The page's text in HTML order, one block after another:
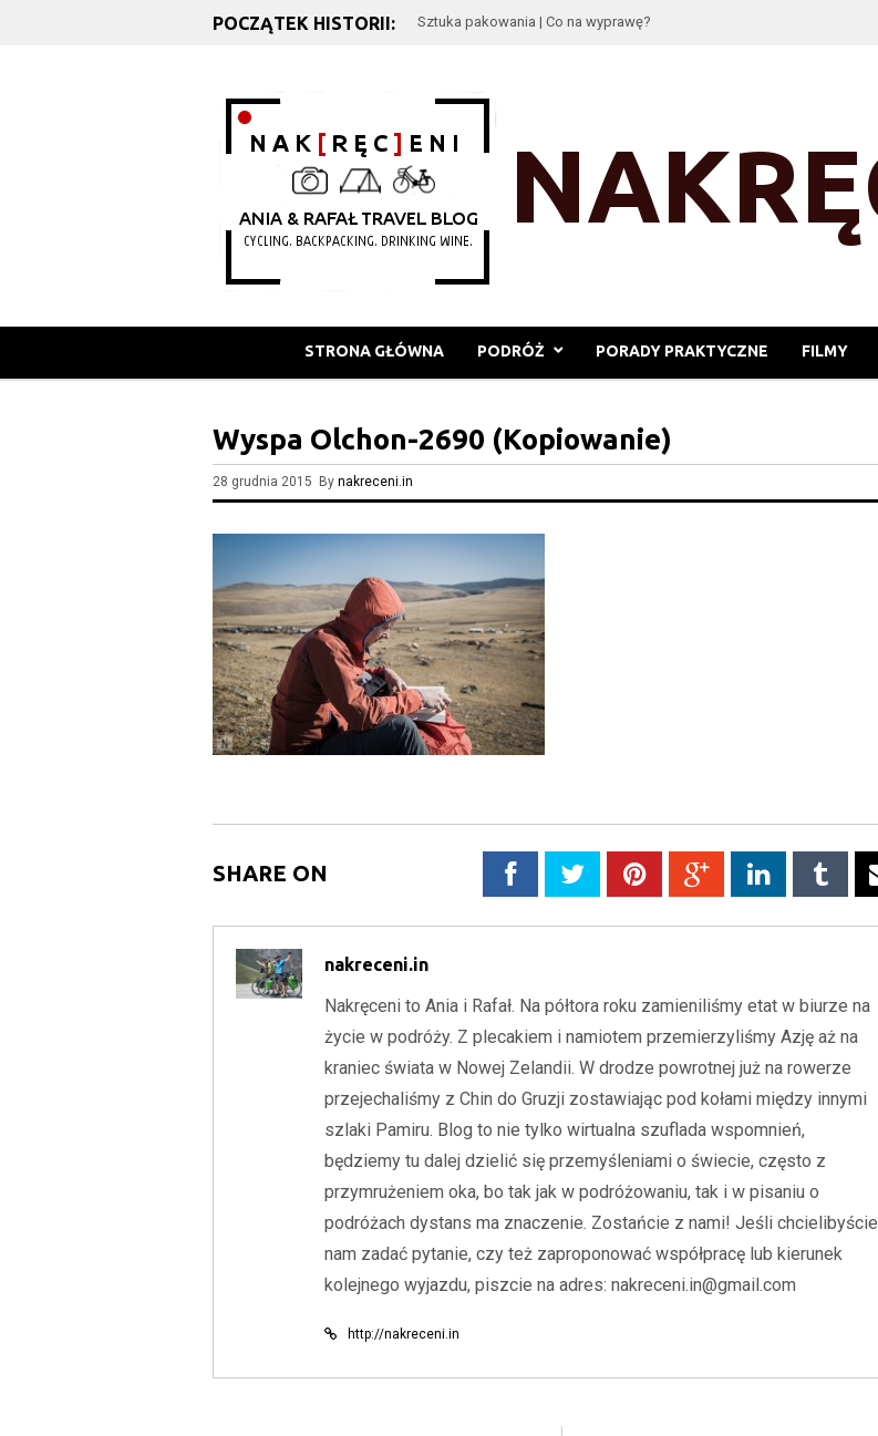
POCZĄTEK HISTORII: Sztuka pakowania | Co na wyprawę?
STRONA GŁÓWNA PODRÓŻ PORADY PRAKTYCZNE FILMY
Wyspa Olchon-2690 (Kopiowanie)
28 grudnia 2015 By nakreceni.in
SHARE ON
nakreceni.in
Nakręceni to Ania i Rafał. Na półtora roku zamieniliśmy etat w biurze na
życie w podróży. Z plecakiem i namiotem przemierzyliśmy Azję aż na
kraniec świata w Nowej Zelandii. W drodze powrotnej już na rowerze
przejechaliśmy z Chin do Gruzji zostawiając pod kołami między innymi
szlaki Pamiru. Blog to nie tylko wirtualna szuflada wspomnień,
będziemy tu dalej dzielić się przemyśleniami o świecie, często z
przymrużeniem oka, bo tak jak w podróżowaniu, tak i w pisaniu o
podróżach dystans ma znaczenie. Zostańcie z nami! Jeśli chcielibyście
nam zadać pytanie, czy też zaproponować współpracę lub kierunek
kolejnego wyjazdu, piszcie na adres: nakreceni.in@gmail.com
http://nakreceni.in